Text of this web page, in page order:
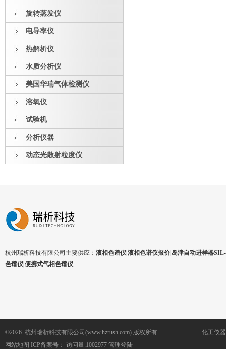
旋转蒸发仪
电导率仪
热解析仪
水质分析仪
美国华瑞气体检测仪
溶氧仪
试验机
分析仪器
动态光散射粒度仪
杭州瑞析科技有限公司主要供应： 液相色谱仪|液相色谱仪报价|岛津自动进样器
色谱仪|便携式气相色谱仪
©2026 杭州瑞析科技有限公司(www.hzrush.com) 版权所有
网站地图 ICP备案号： 访问量:1002977 管理登陆
化工仪